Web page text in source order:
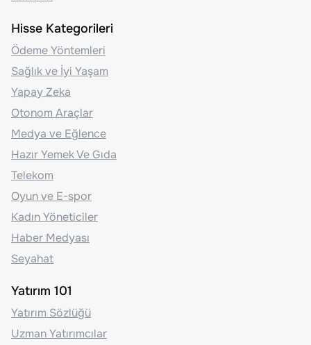
Hisse Kategorileri
Ödeme Yöntemleri
Sağlık ve İyi Yaşam
Yapay Zeka
Otonom Araçlar
Medya ve Eğlence
Hazır Yemek Ve Gıda
Telekom
Oyun ve E-spor
Kadın Yöneticiler
Haber Medyası
Seyahat
Yatırım 101
Yatırım Sözlüğü
Uzman Yatırımcılar